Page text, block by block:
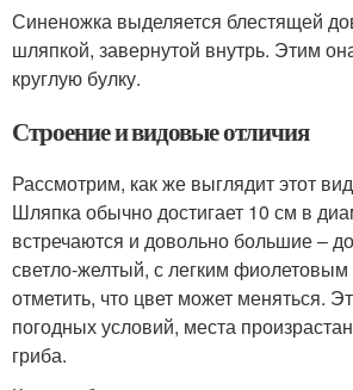
Синеножка выделяется блестящей
шляпкой, завернутой внутрь. Этим
круглую булку.
Строение и видовые отличия
Рассмотрим, как же выглядит этот
Шляпка обычно достигает 10 см в
встречаются и довольно большие –
светло-желтый, с легким
отметить, что цвет может меняться.
погодных условий, места
гриба.